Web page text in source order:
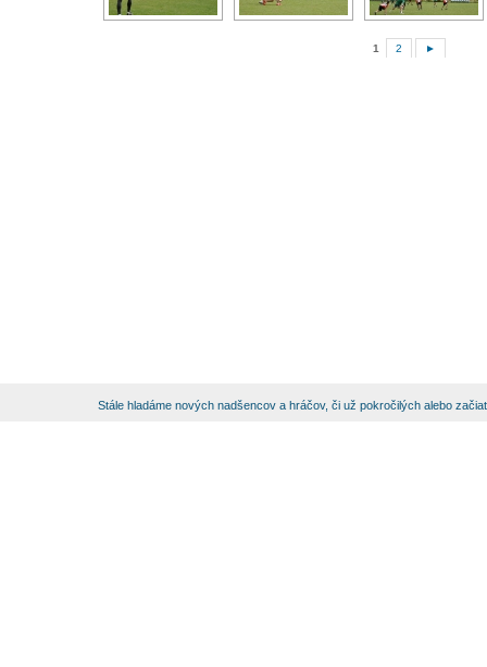
1 2 ►
Stále hladáme nových nadšencov a hráčov, či už pokročilých alebo